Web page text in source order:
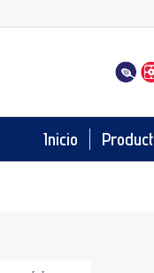
Inicio